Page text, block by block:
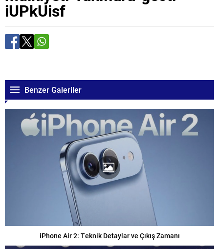
iUPkUisf
Benzer Galeriler
iPhone Air 2: Teknik Detaylar ve Çıkış Zamanı